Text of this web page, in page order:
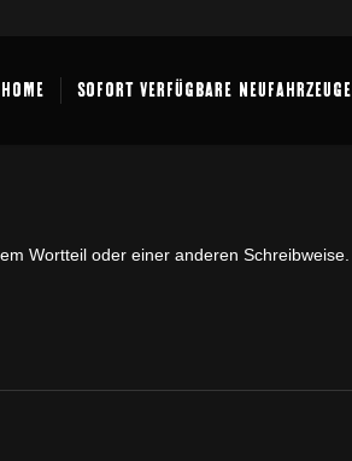
HOME SOFORT VERFÜGBARE NEUFAHRZEUGE
Wortteil oder einer anderen Schreibweise.